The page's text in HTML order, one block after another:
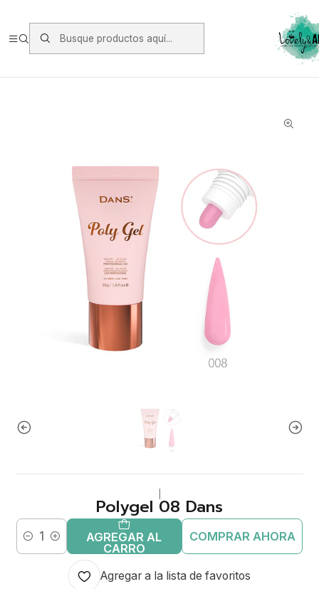
https://www.starken.cl/
Polygel 08 Dans
Cantidad
AGREGAR AL
CARRO
COMPRAR AHORA
Agregar a la lista de favoritos